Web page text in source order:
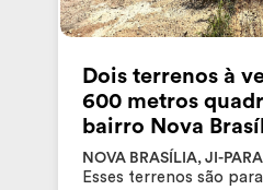
Dois terrenos à
600 metros
bairro Nova
NOVA BRASÍLIA, JI-
Esses terrenos são